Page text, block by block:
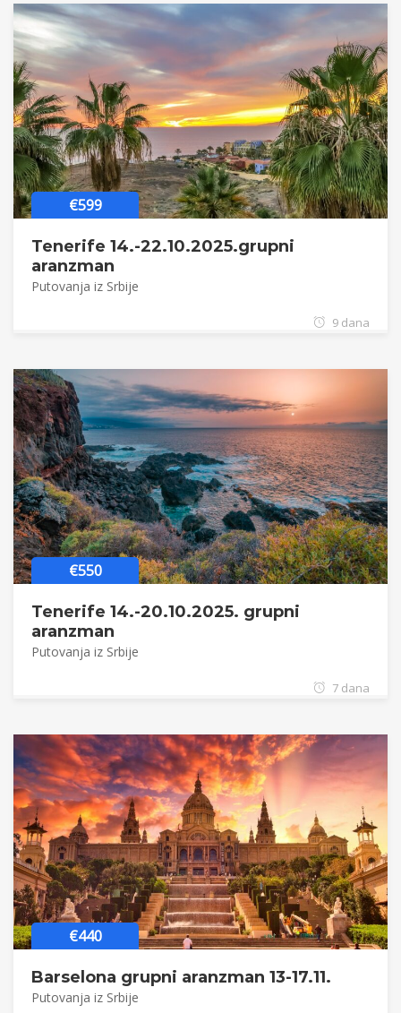
€599
Tenerife 14.-22.10.2025.grupni
aranzman
Putovanja iz Srbije
9 dana
€550
Tenerife 14.-20.10.2025. grupni
aranzman
Putovanja iz Srbije
7 dana
€440
Barselona grupni aranzman 13-17.11.
Putovanja iz Srbije